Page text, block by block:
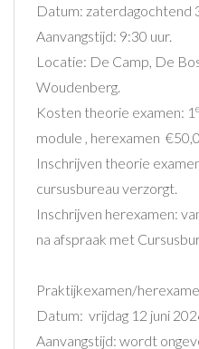
Datum: zaterdagochtend
Aanvangstijd: 9:30 uur.
Locatie: De Camp, De
Woudenberg.
Kosten theorie examen: 1 e
module , herexamen
Inschrijven theorie
cursusbureau verzorgt.
Inschrijven herexamen:
na afspraak met
Praktijkexamen/
Datum: vrijdag 12 juni
Aanvangstijd: wordt